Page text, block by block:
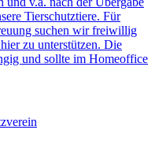
Tierschutztiere. Für
suchen wir freiwillig
zu unterstützen. Die
und sollte im Homeoffice